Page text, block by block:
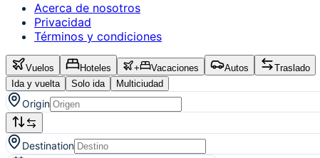
Acerca de nosotros
Privacidad
Términos y condiciones
Vuelos Hoteles + Vacaciones Autos
Traslado
Ida y vuelta
Solo ida Multiciudad
Origin
Destination